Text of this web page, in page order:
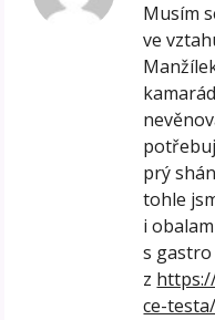
Musím
ve
prý
tohle
i
s
z
ce-testa/